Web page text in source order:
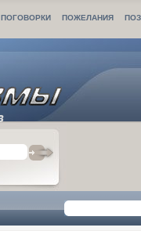
ПОГОВОРКИ ПОЖЕЛАНИЯ